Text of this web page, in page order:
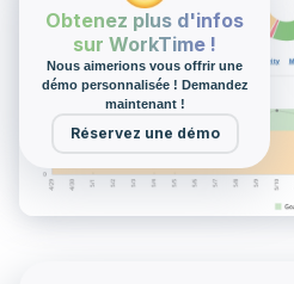
Obtenez plus d'infos
sur WorkTime !
Nous aimerions vous offrir une
démo personnalisée ! Demandez
maintenant !
Réservez une démo